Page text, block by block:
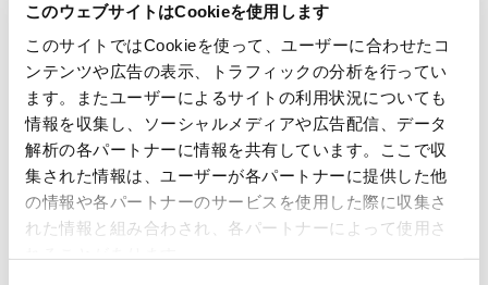
このウェブサイトはCookieを使用します
このサイトではCookieを使って、ユーザーに合わせたコ
ンテンツや広告の表示、トラフィックの分析を行ってい
ます。またユーザーによるサイトの利用状況についても
情報を収集し、ソーシャルメディアや広告配信、データ
解析の各パートナーに情報を共有しています。ここで収
集された情報は、ユーザーが各パートナーに提供した他
の情報や各パートナーのサービスを使用した際に収集さ
れた情報と組み合わされ、各パートナーによって使用さ